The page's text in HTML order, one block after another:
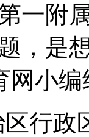
一附
，是
网小
行